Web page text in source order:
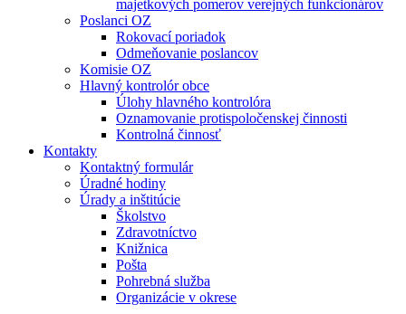
majetkových pomerov verejných funkcionárov
Poslanci OZ
Rokovací poriadok
Odmeňovanie poslancov
Komisie OZ
Hlavný kontrolór obce
Úlohy hlavného kontrolóra
Oznamovanie protispoločenskej činnosti
Kontrolná činnosť
Kontakty
Kontaktný formulár
Úradné hodiny
Úrady a inštitúcie
Školstvo
Zdravotníctvo
Knižnica
Pošta
Pohrebná služba
Organizácie v okrese